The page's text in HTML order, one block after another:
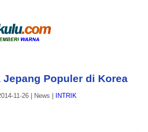
Jepang Populer di Korea
11-26 News INTRIK